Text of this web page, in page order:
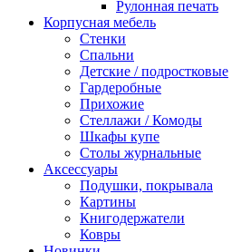
Рулонная печать
Корпусная мебель
Стенки
Спальни
Детские / подростковые
Гардеробные
Прихожие
Стеллажи / Комоды
Шкафы купе
Столы журнальные
Аксессуары
Подушки, покрывала
Картины
Книгодержатели
Ковры